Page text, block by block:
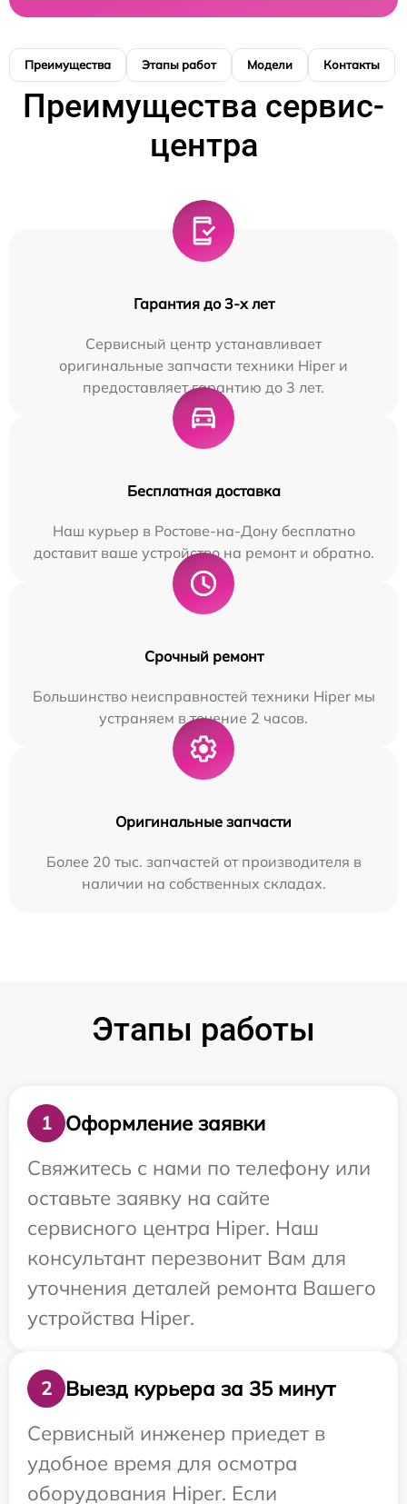
Преимущества Этапы работ Модели Контакты
Преимущества сервис-
центра
Гарантия до 3-х лет
Сервисный центр устанавливает
оригинальные запчасти техники Hiper и
предоставляет гарантию до 3 лет.
Бесплатная доставка
Наш курьер в Ростове-на-Дону бесплатно
доставит ваше устройство на ремонт и обратно.
Срочный ремонт
Большинство неисправностей техники Hiper мы
устраняем в течение 2 часов.
Оригинальные запчасти
Более 20 тыс. запчастей от производителя в
наличии на собственных складах.
Этапы работы
1
Оформление заявки
Свяжитесь с нами по телефону или
оставьте заявку на сайте
сервисного центра Hiper. Наш
консультант перезвонит Вам для
уточнения деталей ремонта Вашего
устройства Hiper.
2
Выезд курьера за 35 минут
Сервисный инженер приедет в
удобное время для осмотра
оборудования Hiper. Если